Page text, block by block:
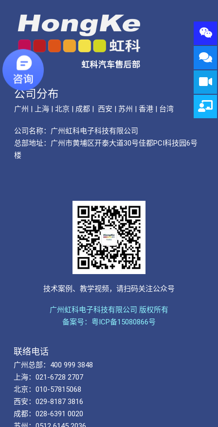
公司分布
广州 | 上海 | 北京 | 成都 | 西安 | 苏州 | 香港 | 台湾
公司名称： 广州虹科电子科技有限公司
总部地址：广州市黄埔区开泰大道30号佳都PCI科技园6号
楼
技术案例、教学视频，请扫码关注公众号
广州虹科电子科技有限公司 版权所有
备案号：粤ICP备15080866号
联络电话
广州总部：400 999 3848
上海：021-6728 2707
北京：010-57815068
西安：029-8187 3816
成都：028-6391 0020